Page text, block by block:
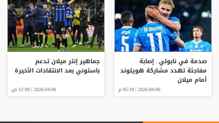
صدمة في نابولي.. إصابة
مفاجئة تهدد مشاركة هويلوند
أمام ميلان
2026-04-06 | 05:18 م
جماهير إنتر ميلان تدعم
باستوني بعد الانتقادات الأخيرة
2026-04-06 | 12:09 ص